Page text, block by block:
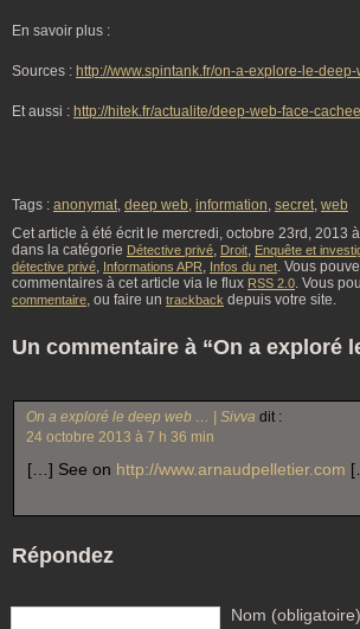
En savoir plus :
Sources : http://www.spintank.fr/on-a-explore-le-deep-
Et aussi : http://hitek.fr/actualite/deep-web-face-
Tags : anonymat, deep web, information, secret, web
Cet article à été écrit le mercredi, octobre 23rd, 2013
dans la catégorie Détective privé, Droit, Enquête et
détective privé, Informations APR, Infos du net. Vous
commentaires à cet article via le flux RSS 2.0. Vous
commentaire, ou faire un trackback depuis votre site.
Un commentaire à “On a exploré
On a exploré le deep web … | Sivva dit :
24 octobre 2013 à 7 h 36 min
[…] See on http://www.arnaudpelletier.com
Répondez
Nom (obligatoire)